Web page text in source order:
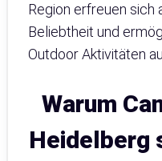
Region erfreuen sich
Beliebtheit und
Outdoor Aktivitäten
Warum
Heidelberg